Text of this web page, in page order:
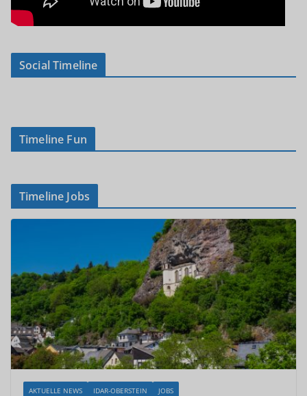
Social Timeline
Timeline Fun
Timeline Jobs
AKTUELLE NEWS IDAR-OBERSTEIN JOBS